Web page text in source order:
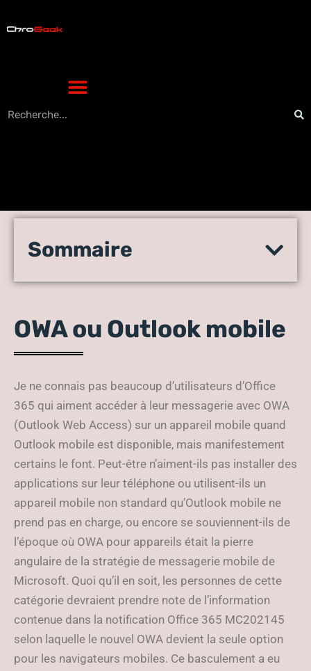
Le nouvel OWA devient la
mobile
Sommaire
OWA ou Outlook mobile
Je ne connais pas beaucoup d’utilisateurs d’Office
365 qui aiment accéder à leur messagerie avec OWA
(Outlook Web Access) sur un appareil mobile quand
Outlook mobile est disponible, mais manifestement
certains le font. Peut-être n’aiment-ils pas installer des
applications sur leur téléphone ou utilisent-ils un
appareil mobile non standard qu’Outlook mobile ne
prend pas en charge, ou encore se souviennent-ils de
l’époque où OWA pour appareils était la pierre
angulaire de la stratégie de messagerie mobile de
Microsoft. Quoi qu’il en soit, les personnes de cette
catégorie devraient prendre note de l’information
contenue dans la notification Office 365 MC202145
selon laquelle le nouvel OWA devient la seule option
pour les navigateurs mobiles. Ce basculement a eu